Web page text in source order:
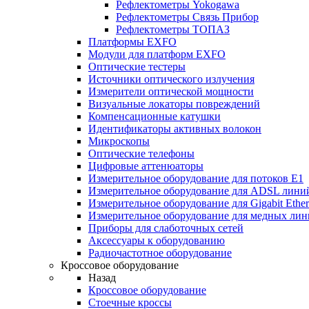
Рефлектометры Yokogawa
Рефлектометры Связь Прибор
Рефлектометры ТОПАЗ
Платформы EXFO
Модули для платформ EXFO
Оптические тестеры
Источники оптического излучения
Измерители оптической мощности
Визуальные локаторы повреждений
Компенсационные катушки
Идентификаторы активных волокон
Микроскопы
Оптические телефоны
Цифровые аттенюаторы
Измерительное оборудование для потоков Е1
Измерительное оборудование для ADSL
Измерительное оборудование для Gigabit
Измерительное оборудование для медных
Приборы для слаботочных сетей
Аксессуары к оборудованию
Радиочастотное оборудование
Кроссовое оборудование
Назад
Кроссовое оборудование
Стоечные кроссы